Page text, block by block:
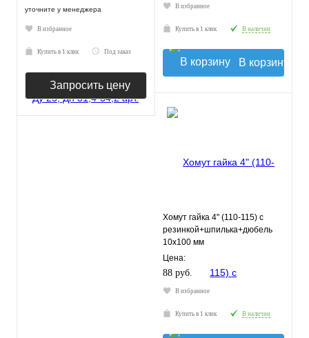
уточните у менеджера
В избранное
Купить в 1 клик Под заказ
Запросить цену
В избранное
Купить в 1 клик В наличии
В корзину
Хомут гайка 4" (110-115) с
резинкой+шпилька+дюбель
10х100 мм
Цена:
88 руб.
В избранное
Купить в 1 клик В наличии